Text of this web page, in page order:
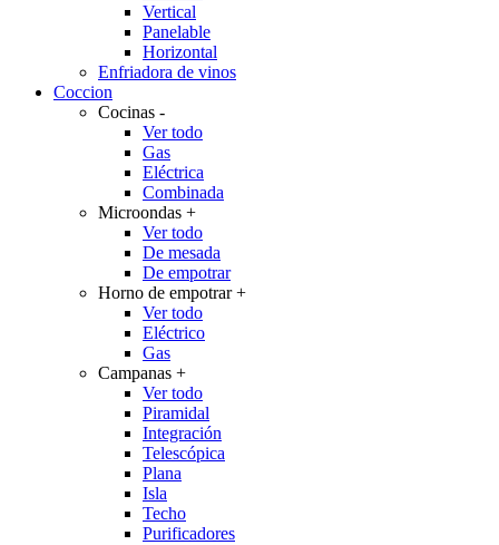
Vertical
Panelable
Horizontal
Enfriadora de vinos
Coccion
Cocinas -
Ver todo
Gas
Eléctrica
Combinada
Microondas +
Ver todo
De mesada
De empotrar
Horno de empotrar+
Ver todo
Eléctrico
Gas
Campanas +
Ver todo
Piramidal
Integración
Telescópica
Plana
Isla
Techo
Purificadores